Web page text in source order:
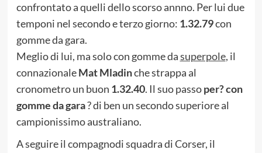
confrontato a quelli dello scorso annno. Per lui due
temponi nel secondo e terzo giorno: 1.32.79con
gomme da gara.
Meglio di lui, ma solo con gomme dasuperpole, il
connazionaleMat Mladinche strappa al
cronometro un buon 1.32.40. Il suo passoper? con
gomme da gara? di ben un secondo superiore al
campionissimo australiano.
A seguire il compagnodi squadra di Corser, il